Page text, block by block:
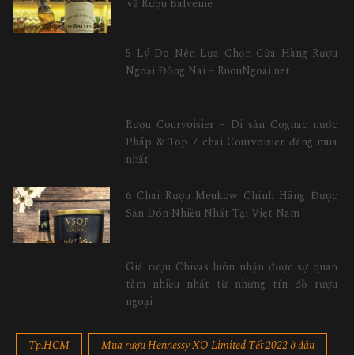
về Rượu Balvenie
5 Lý Do Nên Lựa Chọn Cửa Hàng Rượu
Ngoại Đồng Nai – RuouNgoai.net
Rượu Courvoisier – Di sản Cognac nước
Pháp & Top 7 chai Courvoisier đáng mua
nhất
6 Chai Rượu Meukow Chính Hãng Được
Săn Đón Nhiều Nhất Tại Việt Nam
Giá rượu Chivas luôn nhận được sự quan
tâm nhiều nhất từ những tín đồ rượu
ngoại
Tp.HCM
Mua rượu Hennessy XO Limited Tết 2022 ở đâu